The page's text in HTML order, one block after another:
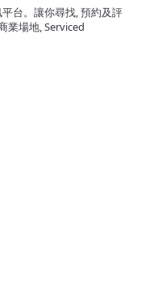
台。讓你尋找, 預約及評
業場地, Serviced